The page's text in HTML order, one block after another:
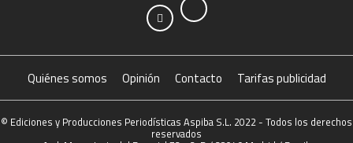
Quiénes somos Opinión Contacto Tarifas publicidad
© Ediciones y Producciones Periodísticas Aspiba S.L. 2022 - Todos los derechos
reservados